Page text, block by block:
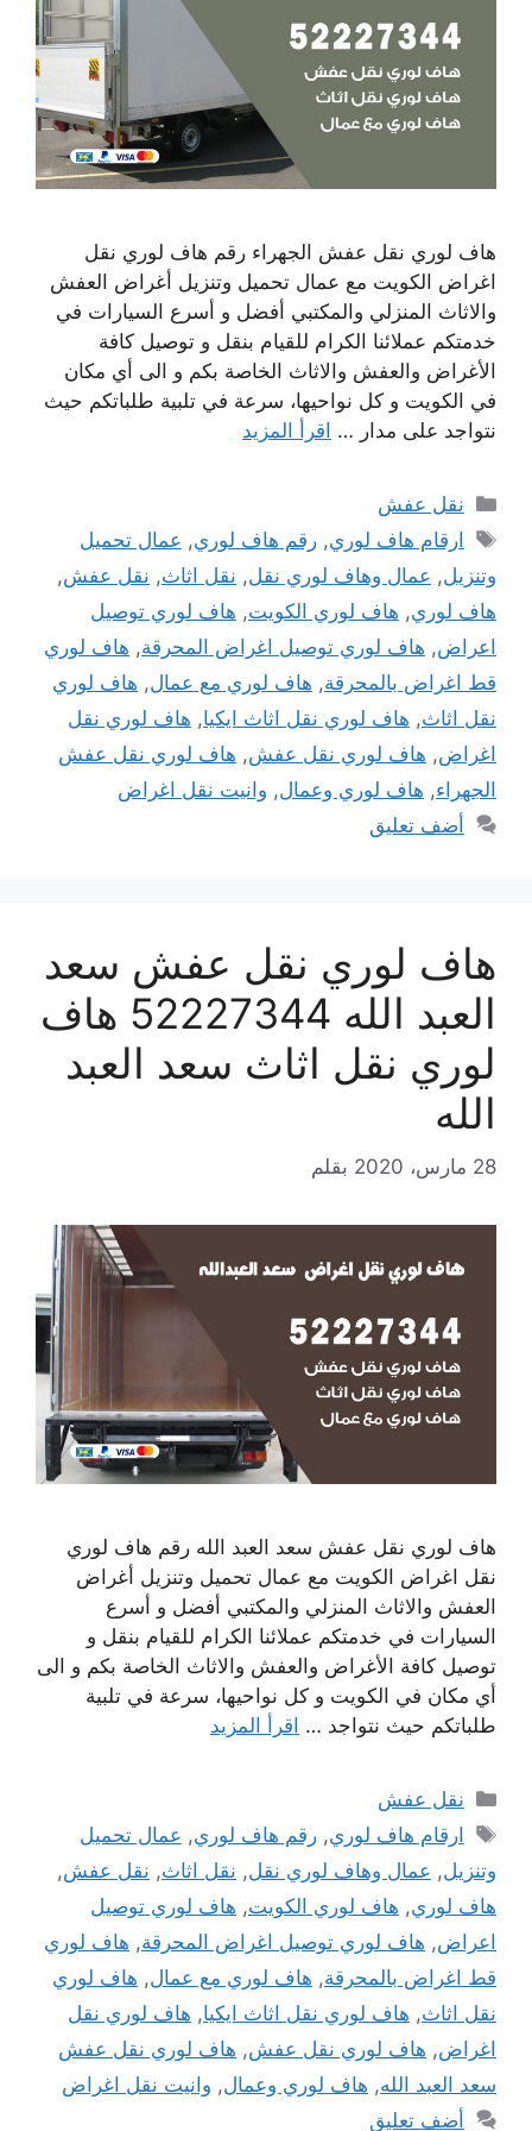
هاف لوري نقل عفش الجهراء رقم هاف لوري نقل
اغراض الكويت مع عمال تحميل وتنزيل أغراض العفش
والاثاث المنزلي والمكتبي أفضل و أسرع السيارات في
خدمتكم عملائنا الكرام للقيام بنقل و توصيل كافة
الأغراض والعفش والاثاث الخاصة بكم و الى أي مكان
في الكويت و كل نواحيها، سرعة في تلبية طلباتكم حيث
نتواجد على مدار … اقرأ المزيد
التصنيفات
نقل عفش
الوسوم
ارقام هاف لوري,رقم هاف لوري, عمال تحميل
وتنزيل, عمال وهاف لوري نقل, نقل اثاث, نقل عفش,
هاف لوري, هاف لوري الكويت, هاف لوري توصيل
اعراض, هاف لوري توصيل اغراض المحرقة, هاف لوري
قط اغراض بالمحرقة, هاف لوري مع عمال, هاف لوري
نقل اثاث, هاف لوري نقل اثاث ايكيا, هاف لوري نقل
اغراض, هاف لوري نقل عفش, هاف لوري نقل عفش
الجهراء, هاف لوري وعمال, وانيت نقل اغراض
أضف تعليق
هاف لوري نقل عفش سعد
العبد الله 52227344 هاف
لوري نقل اثاث سعد العبد
الله
28 مارس، 2020 بقلم
هاف لوري نقل عفش سعد العبد الله رقم هاف لوري
نقل اغراض الكويت مع عمال تحميل وتنزيل أغراض
العفش والاثاث المنزلي والمكتبي أفضل و أسرع
السيارات في خدمتكم عملائنا الكرام للقيام بنقل و
توصيل كافة الأغراض والعفش والاثاث الخاصة بكم و الى
أي مكان في الكويت و كل نواحيها، سرعة في تلبية
طلباتكم حيث نتواجد … اقرأ المزيد
التصنيفات
نقل عفش
الوسوم
ارقام هاف لوري,رقم هاف لوري, عمال تحميل
وتنزيل, عمال وهاف لوري نقل, نقل اثاث, نقل عفش,
هاف لوري, هاف لوري الكويت, هاف لوري توصيل
اعراض, هاف لوري توصيل اغراض المحرقة, هاف لوري
قط اغراض بالمحرقة, هاف لوري مع عمال, هاف لوري
نقل اثاث, هاف لوري نقل اثاث ايكيا, هاف لوري نقل
اغراض, هاف لوري نقل عفش, هاف لوري نقل عفش
سعد العبد الله, هاف لوري وعمال, وانيت نقل اغراض
أضف تعليق